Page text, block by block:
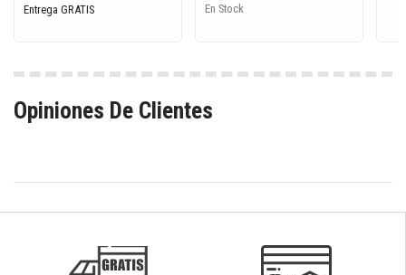
Entrega GRATIS
En Stock
Opiniones De Clientes